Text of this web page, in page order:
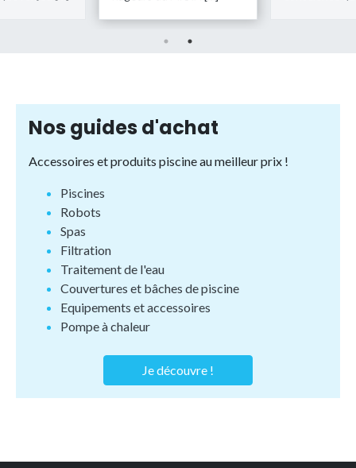
Nos guides d'achat
Accessoires et produits piscine au meilleur prix !
Piscines
Robots
Spas
Filtration
Traitement de l'eau
Couvertures et bâches de piscine
Equipements et accessoires
Pompe à chaleur
Je découvre !